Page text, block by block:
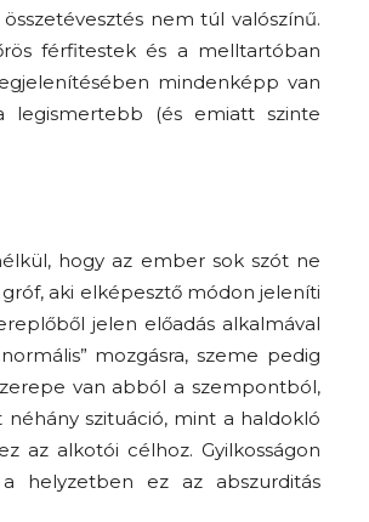
nem túl valószínű.
férfitestek és a melltartóban
mindenképp van
legismertebb (és emiatt szinte
hogy az ember sok szót ne
aki elképesztő módon jeleníti
jelen előadás alkalmával
mozgásra, szeme pedig
van abból a szempontból,
szituáció, mint a haldokló
az alkotói célhoz. Gyilkosságon
helyzetben ez az abszurditás
re költözik a
és lélekről –